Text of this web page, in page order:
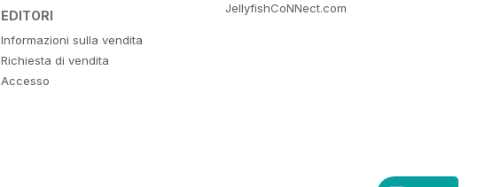
EDITORI
Informazioni sulla vendita
Richiesta di vendita
Accesso
JellyfishCoNNect.com